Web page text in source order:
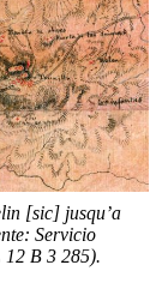
[sic] jusqu’a
Servicio
B 3 285).